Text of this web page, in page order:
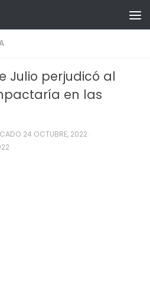
Julio perjudicó al
en las
24 OCTUBRE, 2022 ·